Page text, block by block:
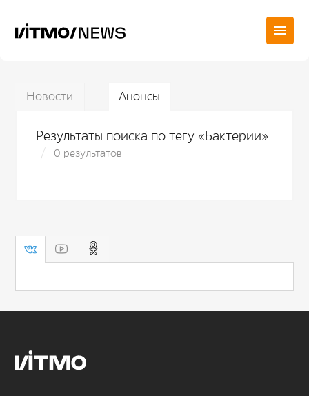
Новости Анонсы
Результаты поиска по тегу «Бактерии»
0 результатов